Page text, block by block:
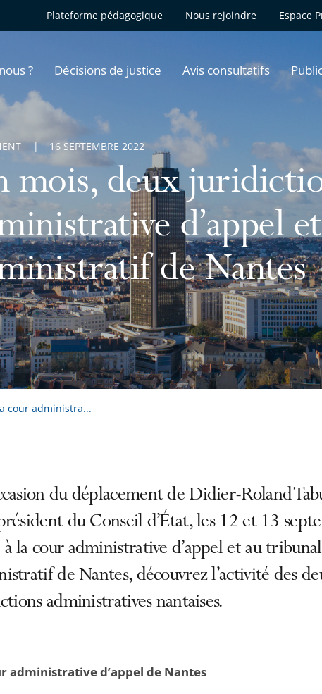
Plateforme pédagogique Nous rejoindre Espace
? Décisions de justice Avis consultatifs
mois, deux
d’appel
de Nantes
16 SEPTEMBRE 2022
cour administra...
du déplacement de Didier-Roland
du Conseil d’État, les 12 et 13
la cour administrative d’appel et au tribunal
de Nantes, découvrez l’activité des
administratives nantaises.
administrative d’appel de Nantes